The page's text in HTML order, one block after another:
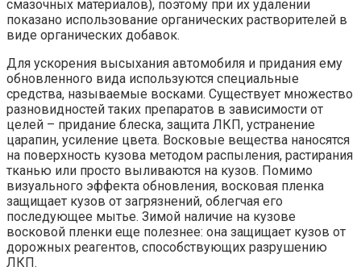
смазочных материалов), поэтому при их удалении
показано использование органических растворителей в
виде органических добавок.
Для ускорения высыхания автомобиля и придания ему
обновленного вида используются специальные
средства, называемые восками. Существует множество
разновидностей таких препаратов в зависимости от
целей – придание блеска, защита ЛКП, устранение
царапин, усиление цвета. Восковые вещества наносятся
на поверхность кузова методом распыления, растирания
тканью или просто выливаются на кузов. Помимо
визуального эффекта обновления, восковая пленка
защищает кузов от загрязнений, облегчая его
последующее мытье. Зимой наличие на кузове
восковой пленки еще полезнее: она защищает кузов от
дорожных реагентов, способствующих разрушению
ЛКП.